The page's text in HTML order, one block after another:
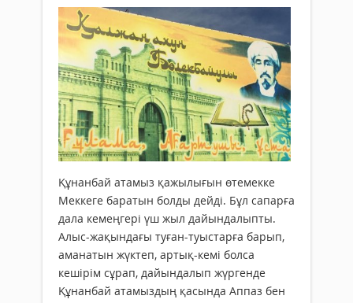
Құнанбай атамыз қажылығын өтемекке
Меккеге баратын болды дейді. Бұл сапарға
дала кемеңгері үш жыл дайындалыпты.
Алыс-жақындағы туған-туыстарға барып,
аманатын жүктеп, артық-кемі болса
кешірім сұрап, дайындалып жүргенде
Құнанбай атамыздың қасында Аппаз бен